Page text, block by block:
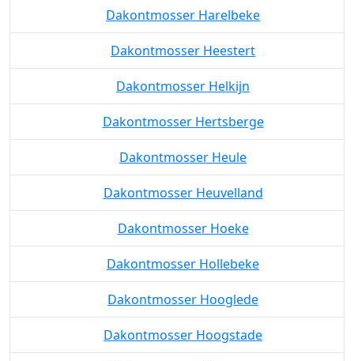
Dakontmosser Harelbeke
Dakontmosser Heestert
Dakontmosser Helkijn
Dakontmosser Hertsberge
Dakontmosser Heule
Dakontmosser Heuvelland
Dakontmosser Hoeke
Dakontmosser Hollebeke
Dakontmosser Hooglede
Dakontmosser Hoogstade